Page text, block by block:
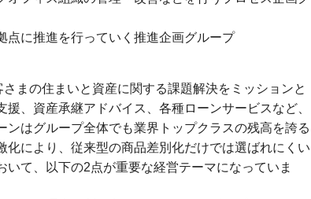
に推進を行っていく推進企画グループ
まの住まいと資産に関する課題解決をミッションと
、資産承継アドバイス、各種ローンサービスなど、
はグループ全体でも業界トップクラスの残高を誇る
により、従来型の商品差別化だけでは選ばれにくい
て、以下の2点が重要な経営テーマになっていま